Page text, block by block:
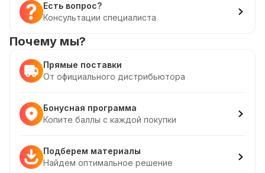
Есть вопрос?
Консультации специалиста
Почему мы?
Прямые поставки
От официального дистрибьютора
Бонусная программа
Копите баллы с каждой покупки
Подберем материалы
Найдем оптимальное решение